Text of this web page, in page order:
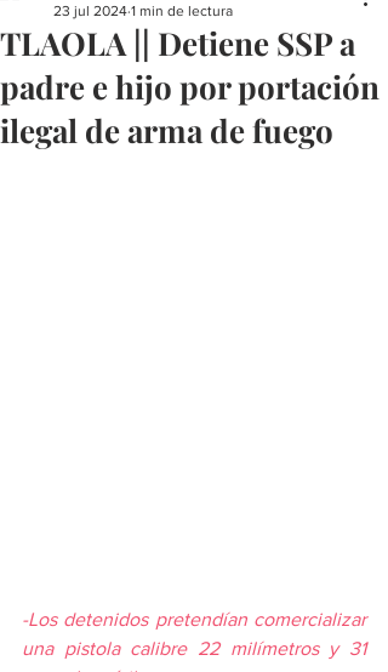
TLAOLA || Detiene SSP a
padre e hijo por portación
ilegal de arma de fuego
23 jul 2024 1 min de lectura
-Los detenidos pretendían comercializar
una pistola calibre 22 milímetros y 31